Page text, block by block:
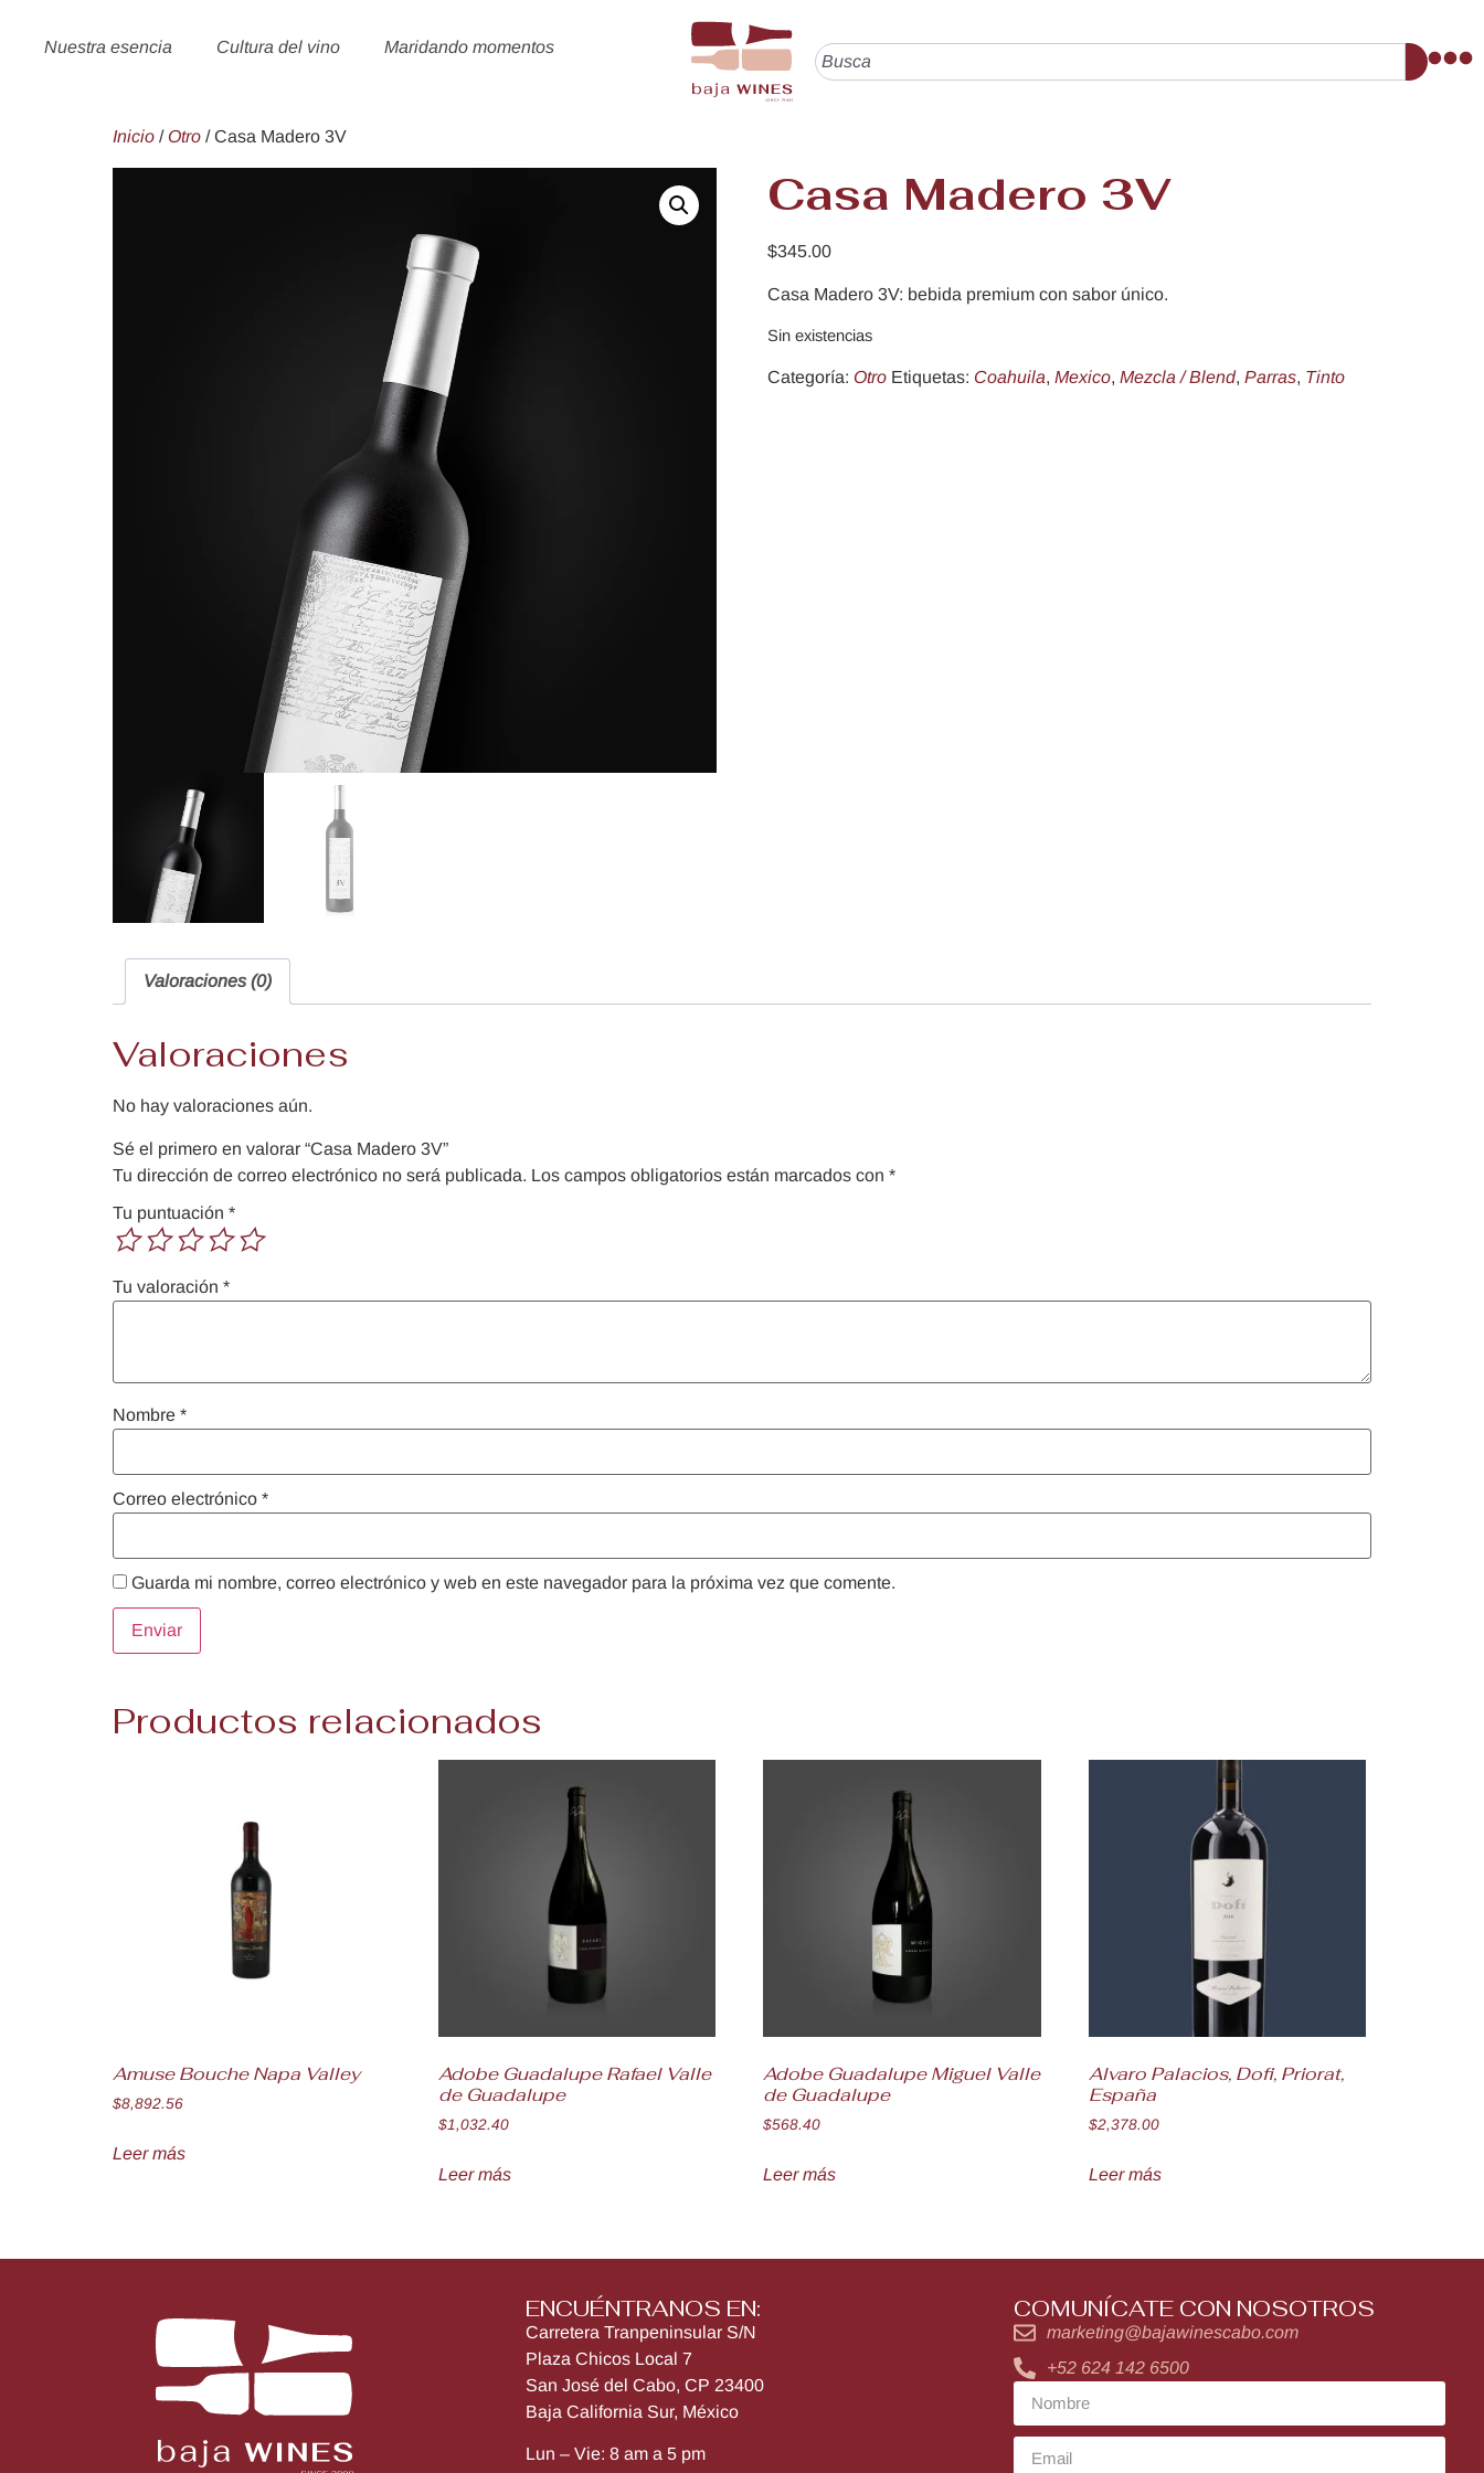
Nuestra esencia Cultura del vino Maridando momentos
Inicio / Otro / Casa Madero 3V
Casa Madero 3V
$345.00
Casa Madero 3V: bebida premium con sabor único.
Sin existencias
Categoría: Otro Etiquetas: Coahuila, Mexico, Mezcla / Blend, Parras, Tinto
Valoraciones (0)
Valoraciones
No hay valoraciones aún.
Sé el primero en valorar “Casa Madero 3V”
Tu dirección de correo electrónico no será publicada. Los campos obligatorios están marcados con *
Tu puntuación *
Tu valoración *
Nombre *
Correo electrónico *
Guarda mi nombre, correo electrónico y web en este navegador para la próxima vez que comente.
Productos relacionados
Amuse Bouche Napa Valley
$8,892.56
Leer más
Adobe Guadalupe Rafael Valle
de Guadalupe
$1,032.40
Leer más
Adobe Guadalupe Miguel Valle
de Guadalupe
$568.40
Leer más
Alvaro Palacios, Dofi, Priorat,
España
$2,378.00
Leer más
ENCUÉNTRANOS EN:
Carretera Tranpeninsular S/N
Plaza Chicos Local 7
San José del Cabo, CP 23400
Baja California Sur, México
Lun – Vie: 8 am a 5 pm
COMUNÍCATE CON NOSOTROS
marketing@bajawinescabo.com
+52 624 142 6500